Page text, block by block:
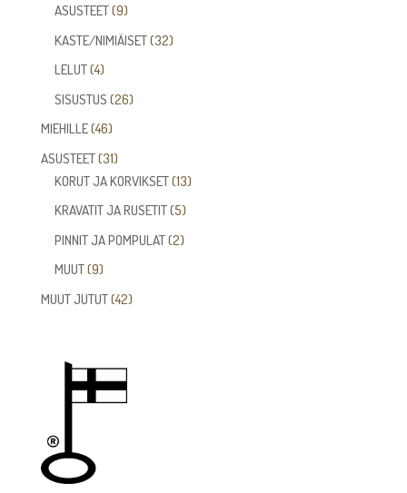
tuotetta
ASUSTEET 99
tuotetta
KASTE/NIMIÄISET 3232
LELUT 44
tuotetta
SISUSTUS 2626
MIEHILLE 4646
tuotetta
ASUSTEET 3131
tuotetta
KORUT JA KORVIKSET 1313
KRAVATIT JA RUSETIT 55
tuotetta
PINNIT JA POMPULAT 22
MUUT 99
tuotetta
MUUT JUTUT 4242